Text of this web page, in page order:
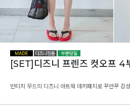
[SET]디즈니 프렌즈 컷오프 4
빈티지 무드의 디즈니 아트웍 데끼패치로 꾸안꾸 감